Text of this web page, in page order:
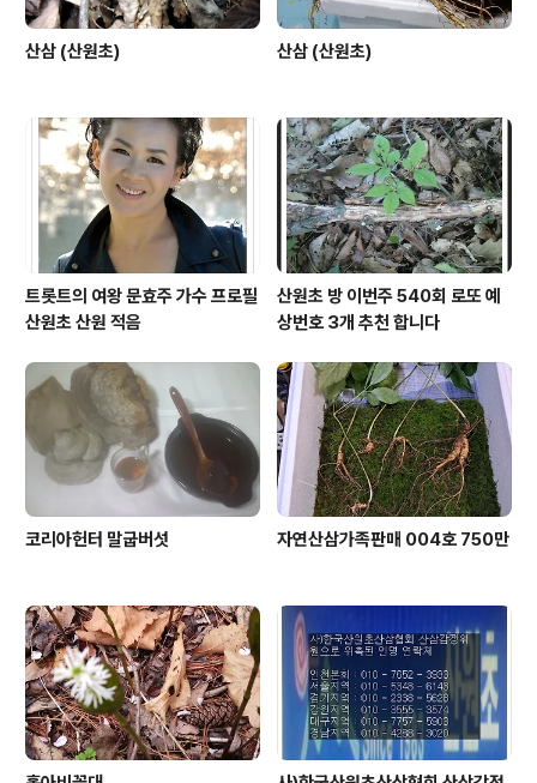
산삼 (산원초) 산삼 (산원초)
트롯트의 여왕 문효주 가수 프로필
산원초 산원 적음
산원초 방 이번주 540회 로또 예
상번호 3개 추천 합니다
코리아헌터 말굽버섯 자연산삼가족판매 004호 750만